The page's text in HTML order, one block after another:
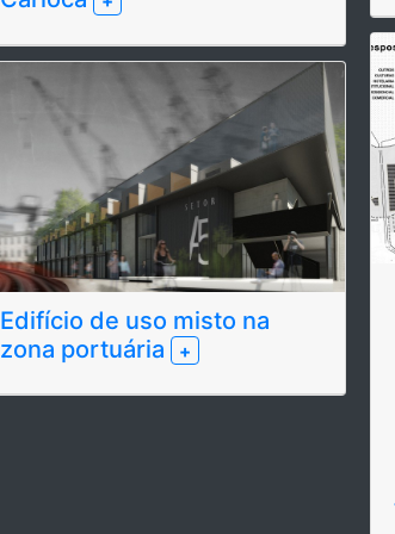
Edifício de uso misto na
zona portuária
+